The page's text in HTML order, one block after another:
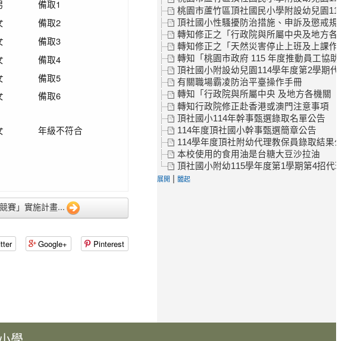
備取1
備取2
備取3
備取4
備取5
備取6
年級不符合
賽」實施計畫...
Google+ Pinterest
桃園市蘆竹區頂社國民小學附設幼兒園
頂社國小性騷擾防治措施、申訴及懲戒規
轉知修正之「行政院與所屬中央及地方各
轉知修正之「天然災害停止上班及上課作
轉知「桃園市政府 115 年度推動員工協助
頂社國小附設幼兒園114學年度第2學期代
有關職場霸凌防治平臺操作手冊
轉知「行政院與所屬中央 及地方各機關（
轉知行政院修正赴香港或澳門注意事項
頂社國小114年幹事甄選錄取名單公告
114年度頂社國小幹事甄選簡章公告
114學年度頂社附幼代理教保員錄取結果公
本校使用的食用油是台糖大豆沙拉油
頂社國小附幼115學年度第1學期第4招代
展開 | 闔起